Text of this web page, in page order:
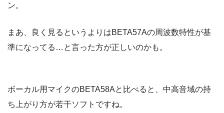
ン。
まあ、良く見るというよりはBETA57Aの周波数特性が基
準になってる…と言った方が正しいのかも。
ボーカル用マイクのBETA58Aと比べると、中高音域の持
ち上がり方が若干ソフトですね。